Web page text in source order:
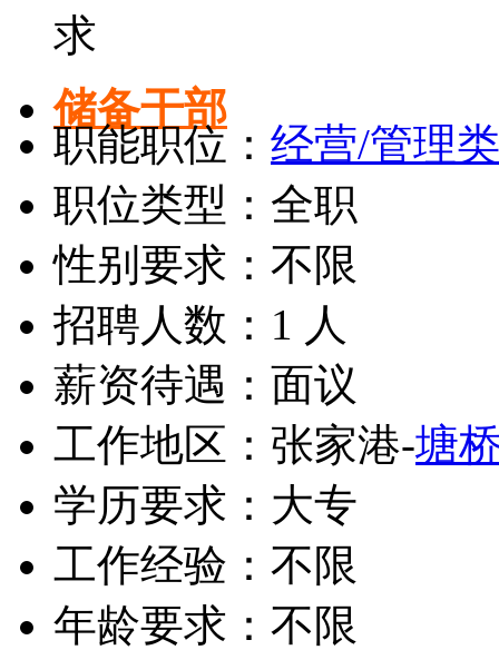
求
储备干部
职能职位： 经营/管理类
职位类型：全职
性别要求：不限
招聘人数：1 人
薪资待遇：面议
工作地区：张家港-塘
学历要求：大专
工作经验：不限
年龄要求：不限